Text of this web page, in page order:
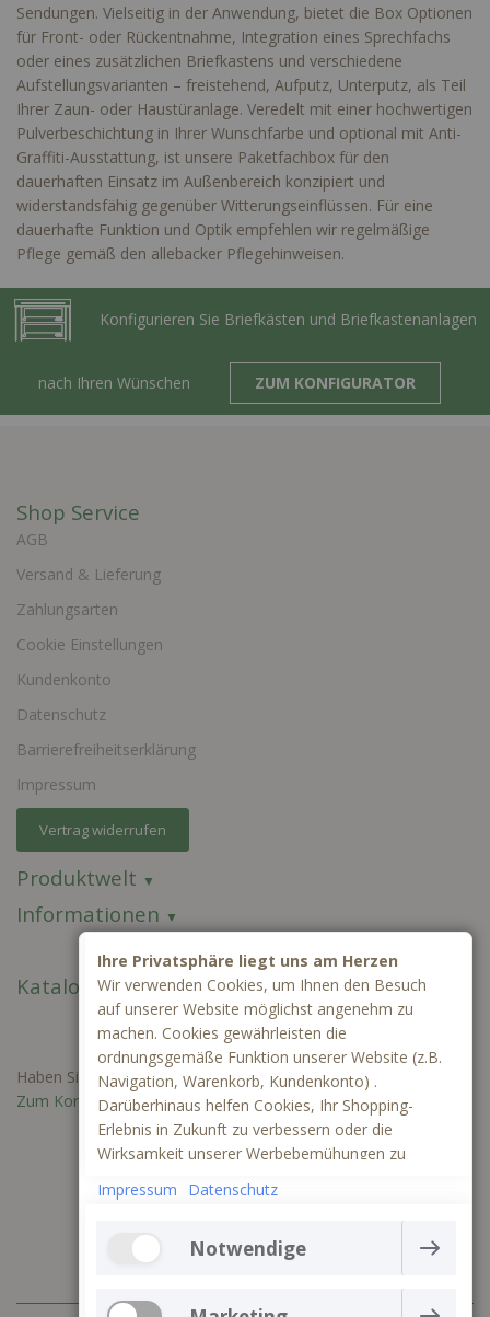
Sendungen. Vielseitig in der Anwendung, bietet die Box Optionen
für Front- oder Rückentnahme, Integration eines Sprechfachs
oder eines zusätzlichen Briefkastens und verschiedene
Aufstellungsvarianten – freistehend, Aufputz, Unterputz, als Teil
Ihrer Zaun- oder Haustüranlage. Veredelt mit einer hochwertigen
Pulverbeschichtung in Ihrer Wunschfarbe und optional mit Anti-
Graffiti-Ausstattung, ist unsere Paketfachbox für den
dauerhaften Einsatz im Außenbereich konzipiert und
widerstandsfähig gegenüber Witterungseinflüssen. Für eine
dauerhafte Funktion und Optik empfehlen wir regelmäßige
Pflege gemäß den allebacker Pflegehinweisen.
Konfigurieren Sie Briefkästen und Briefkastenanlagen
nach Ihren Wünschen ZUM KONFIGURATOR
Shop Service
AGB
Versand & Lieferung
Zahlungsarten
Cookie Einstellungen
Kundenkonto
Datenschutz
Barrierefreiheitserklärung
Impressum
Vertrag widerrufen
Produktwelt
Informationen
Kataloge
Haben Sie Fragen oder benötigen Sie ein individuelles Angebot?
Zum Kontaktformular
Ihre Privatsphäre liegt uns am Herzen
Wir verwenden Cookies, um Ihnen den Besuch
auf unserer Website möglichst angenehm zu
machen. Cookies gewährleisten die
ordnungsgemäße Funktion unserer Website (z.B.
Navigation, Warenkorb, Kundenkonto) .
Darüberhinaus helfen Cookies, Ihr Shopping-
Erlebnis in Zukunft zu verbessern oder die
Wirksamkeit unserer Werbebemühungen zu
Cookies und Tracking mittels Google Analytics
besser verstehen, wie unsere Seite genutzt wird.
Impressum Datenschutz
Notwendige
Die Webseite kann ohne notwendige Cookies nicht
richtig funktionieren. Sie gewährleisten einen